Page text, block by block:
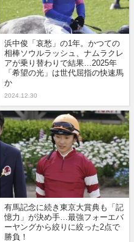
浜中俊「哀愁」の1年。かつての
相棒ソウルラッシュ、ナムラクレ
アが乗り替わりで結果…2025年
「希望の光」は世代屈指の快速馬
か
2024.12.30
有馬記念に続き東京大賞典も「記
憶力」が決め手…最強フォーエバ
ーヤングから絞りに絞った2点で
勝負！